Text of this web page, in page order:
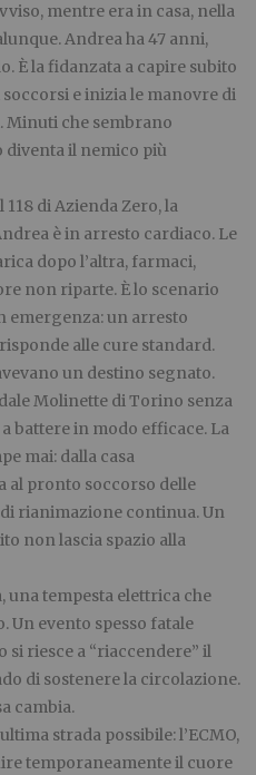
mentre era in casa, nella
Andrea ha 47 anni,
È la fidanzata a capire subito
e inizia le manovre di
Minuti che sembrano
il nemico più
di Azienda Zero, la
è in arresto cardiaco. Le
dopo l’altra, farmaci,
non riparte. È lo scenario
emergenza: un arresto
alle cure standard.
un destino segnato.
Molinette di Torino senza
battere in modo efficace. La
mai: dalla casa
al pronto soccorso delle
rianimazione continua. Un
non lascia spazio alla
una tempesta elettrica che
evento spesso fatale
riesce a “riaccendere” il
di sostenere la circolazione.
cambia.
strada possibile: l’ECMO,
temporaneamente il cuore